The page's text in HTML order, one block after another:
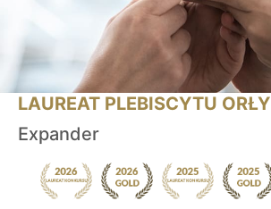
LAUREAT PLEBISCYTU ORŁY
Expander